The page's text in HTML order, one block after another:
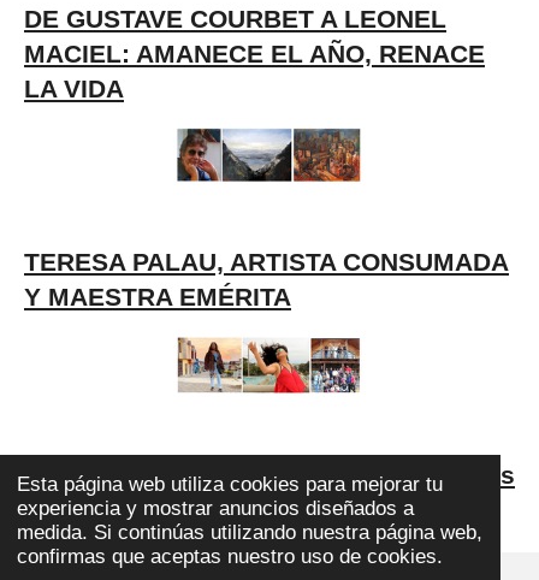
Esta página web utiliza cookies para mejorar tu
experiencia y mostrar anuncios diseñados a
medida. Si continúas utilizando nuestra página web,
confirmas que aceptas nuestro uso de cookies.
DE GUSTAVE COURBET A LEONEL
MACIEL: AMANECE EL AÑO, RENACE
LA VIDA
TERESA PALAU, ARTISTA CONSUMADA
Y MAESTRA EMÉRITA
Elpidia y los suyos: talentos y guapuras
purépechas